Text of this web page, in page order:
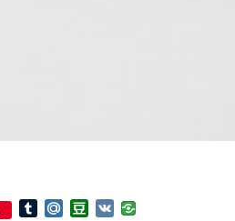
TumblrMail.RuDouban
VK